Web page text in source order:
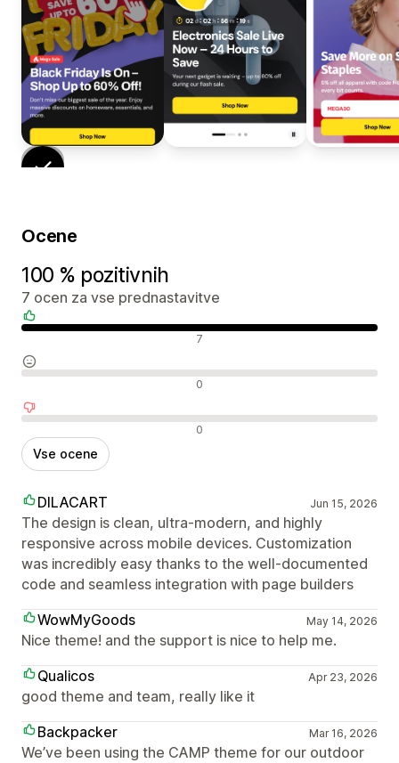
Ocene
100 % pozitivnih
7 ocen za vse prednastavitve
7
0
0
Vse ocene
DILACART Jun 15, 2026
The design is clean, ultra-modern, and highly
responsive across mobile devices. Customization
was incredibly easy thanks to the well-documented
code and seamless integration with page builders
WowMyGoods
May 14, 2026
Nice theme! and the support is nice to help me.
Qualicos
Apr 23, 2026
good theme and team, really like it
Backpacker
Mar 16, 2026
We’ve been using the CAMP theme for our outdoor